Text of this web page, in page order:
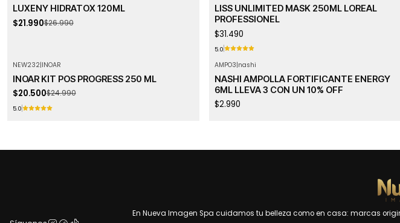
LUXENY HIDRATOX 120ML
$21.990$26.990
LISS UNLIMITED MASK 250ML LOREAL
PROFESSIONEL
$31.490
5.0
Agotado
NEW232|INOAR
INOAR KIT POS PROGRESS 250 ML
$20.500$24.990
5.0
AMPO3|nashi
NASHI AMPOLLA FORTIFICANTE ENERGY
6ML LLEVA 3 CON UN 10% OFF
$2.990
En Nueva Imagen Spa cuidamos tu belleza como en casa: marcas